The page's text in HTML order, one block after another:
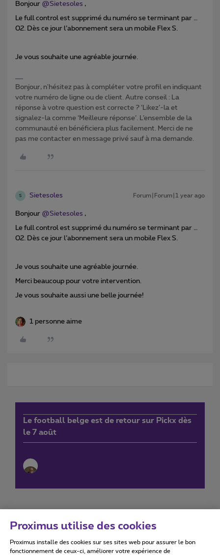
Bonjour ​ @Sietesoles ,
Le full control est supprimé du numéro se terminant par …
02. Dès ce jour l’abonnement sera un mobile Flex S.
Je vous souhaite une agréable journée.
Bonjour, n'hésitez pas à compléter votre profil en indiquant
votre numéro de ligne ou de client. Autre conseil : La
réponse à votre question est correcte ? ‘Likez’-la et
signalez-la comme ‘Meilleure réponse’. L’ensemble de la
communauté en bénéficiera plus facilement. Merci de ne
pas me contacter en message privé sauf à ma demande.
S Sietesoles Forum|Forum|1 year ago
Bonjour ​ @Sietesoles ,
Le full control est supprimé du numéro se terminant par …
02. Dès ce jour l’abonnement sera un mobile Flex S.
Je vous souhaite une agréable journée.
Merci beaucoup pour votre intervention.
Je vous souhaite aussi une belle journée!
1 personne aime
Le football belge est de retour sur Pickx dès
le 7 août
Conditions d'utilisation Accessibility statement
Proximus utilise des cookies
Proximus installe des cookies sur ses sites web pour assurer le bon
fonctionnement de ceux-ci, améliorer votre expérience de